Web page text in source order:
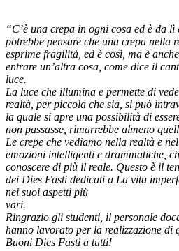
“C’è una crepa in ogni cosa ed è da
potrebbe pensare che una crepa nella
esprime fragilità, ed è così, ma è
entrare un’altra cosa, come dice il
luce.
La luce che illumina e permette di
realtà, per piccola che sia, si può
la quale si apre una possibilità di
non passasse, rimarrebbe almeno
Le crepe che vediamo nella realtà e
emozioni intelligenti e drammatiche,
conoscere di più il reale. Questo è il
dei Dies Fasti dedicati a La vita
nei suoi aspetti più
vari.
Ringrazio gli studenti, il personale
hanno lavorato per la realizzazione di
Buoni Dies Fasti a tutti!